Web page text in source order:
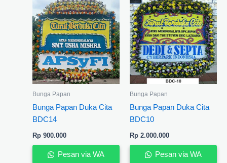
Bunga Papan
Bunga Papan Duka Cita
BDC14
Rp900.000
Pesan via WA
Bunga Papan
Bunga Papan Duka Cita
BDC10
Rp2.000.000
Pesan via WA